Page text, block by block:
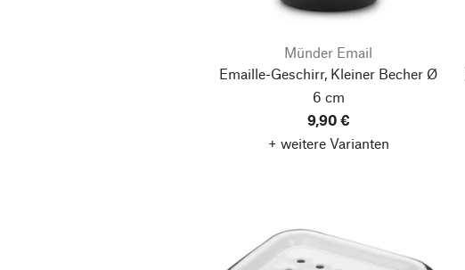
Münder Email
Emaille-Geschirr, Kleiner Becher Ø
6 cm
9,90 €
+ weitere Varianten